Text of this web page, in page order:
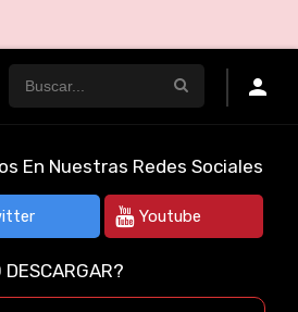
En Nuestras Redes Sociales
Youtube
DESCARGAR?